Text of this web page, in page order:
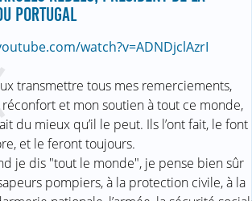
PORTUGAL
watch?v=ADNDjclAzrI
transmettre tous mes remerciements,
et mon soutien à tout ce monde,
du mieux qu’il le peut. Ils l’ont fait, le font
et le feront toujours.
je dis "tout le monde", je pense bien sûr
pompiers, à la protection civile, à la